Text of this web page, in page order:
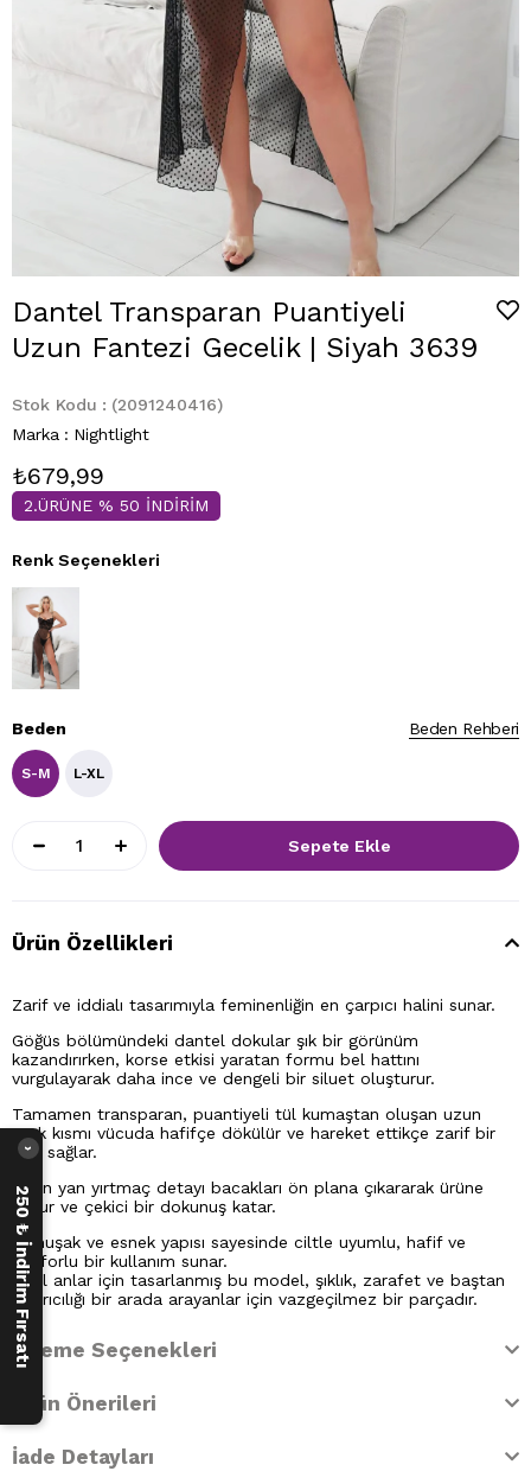
Dantel Transparan Puantiyeli
Uzun Fantezi Gecelik | Siyah 3639
Stok Kodu
(2091240416)
Marka : Nightlight
₺679,99
2.ÜRÜNE % 50 İNDİRİM
Renk Seçenekleri
Beden Rehberi
Beden
S-M L-XL
Ürün Özellikleri
Zarif ve iddialı tasarımıyla feminenliğin en çarpıcı halini sunar.
Göğüs bölümündeki dantel dokular şık bir görünüm
kazandırırken, korse etkisi yaratan formu bel hattını
vurgulayarak daha ince ve dengeli bir siluet oluşturur.
Tamamen transparan, puantiyeli tül kumaştan oluşan uzun
etek kısmı vücuda hafifçe dökülür ve hareket ettikçe zarif bir
akış sağlar.
Derin yan yırtmaç detayı bacakları ön plana çıkararak ürüne
cesur ve çekici bir dokunuş katar.
Yumuşak ve esnek yapısı sayesinde ciltle uyumlu, hafif ve
konforlu bir kullanım sunar.
Özel anlar için tasarlanmış bu model, şıklık, zarafet ve baştan
çıkarıcılığı bir arada arayanlar için vazgeçilmez bir parçadır.
Ödeme Seçenekleri
Ürün Önerileri
İade Detayları
250 ₺ İndirim Fırsatı
›